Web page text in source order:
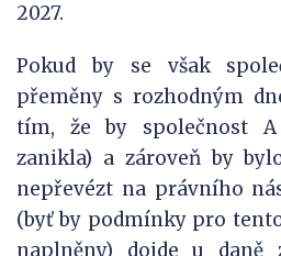
2027.
Pokud by se však
přeměny s rozhodným
tím, že by společnost
zanikla) a zároveň by
nepřevézt na právního
(byť by podmínky pro
naplněny) dojde u